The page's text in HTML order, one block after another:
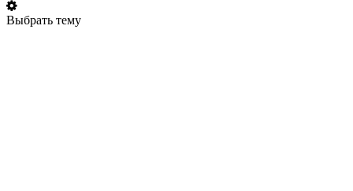
Выбрать тему